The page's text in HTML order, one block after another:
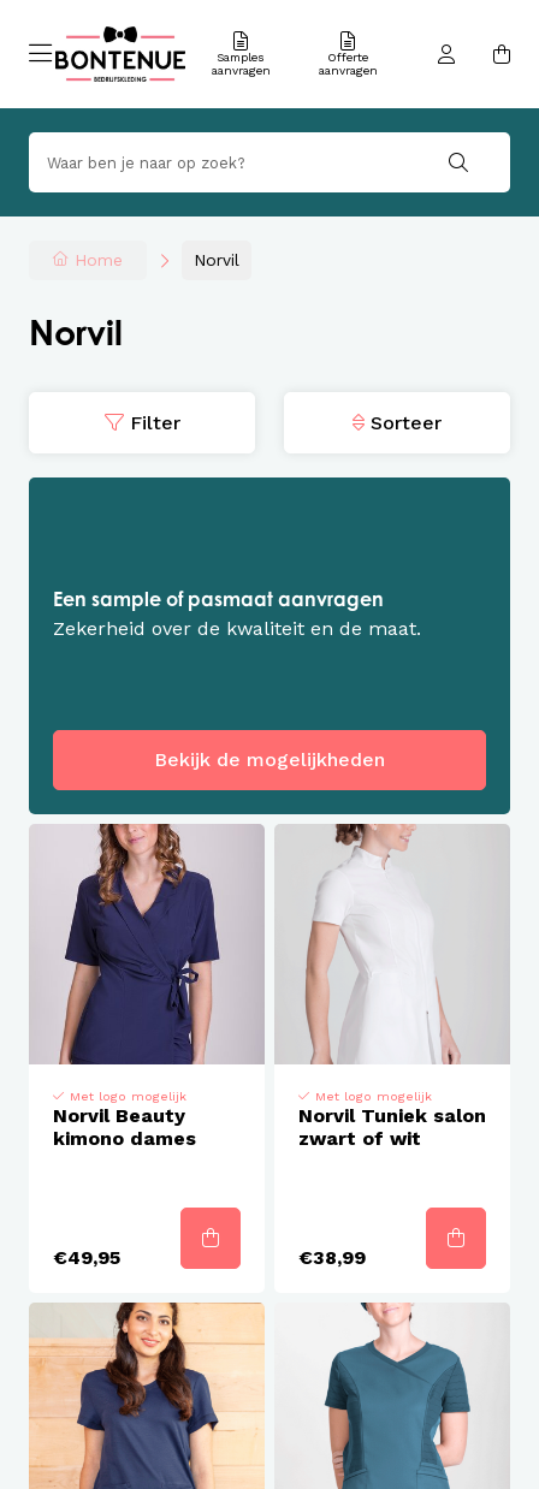
Samples
aanvragen
Offerte
aanvragen
Home Norvil
Norvil
Filter Sorteer
Een sample of pasmaat aanvragen
Zekerheid over de kwaliteit en de maat.
Bekijk de mogelijkheden
Met logo mogelijk
Norvil Beauty
kimono dames
€49,95
Met logo mogelijk
Norvil Tuniek salon
zwart of wit
€38,99